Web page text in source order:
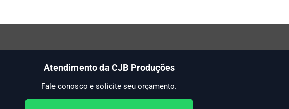
Atendimento da CJB Produções
Fale conosco e solicite seu orçamento.